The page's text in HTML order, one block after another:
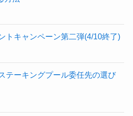
トキャンペーン第二弾(4/10終了)
テーキングプール委任先の選び